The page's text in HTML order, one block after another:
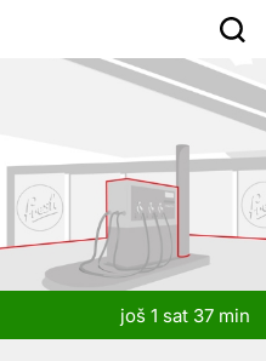
još 1 sat 37 min